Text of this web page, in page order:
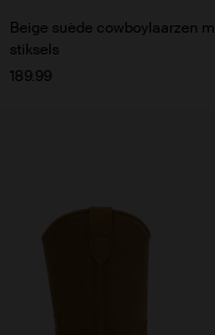
Beige suède cowboylaarzen
stiksels
189.99